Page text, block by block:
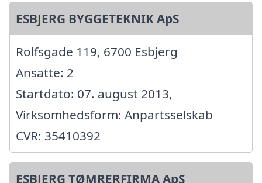
ESBJERG BYGGETEKNIK ApS
Rolfsgade 119, 6700 Esbjerg
Ansatte: 2
Startdato: 07. august 2013,
Virksomhedsform: Anpartsselskab
CVR: 35410392
ESBJERG TØMRERFIRMA ApS